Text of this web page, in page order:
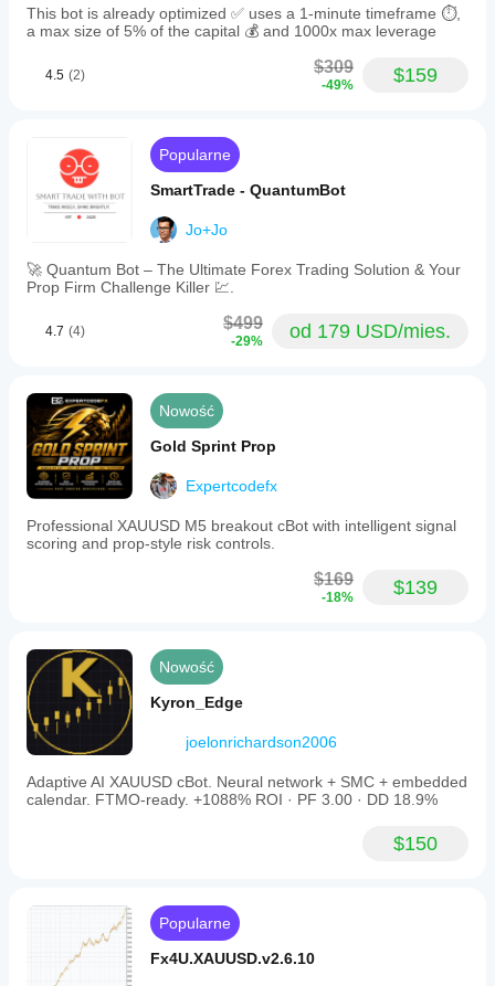
This bot is already optimized ✅ uses a 1-minute timeframe ⏱️,
a max size of 5% of the capital 💰 and 1000x max leverage
4.5 (2) $309
-49% $159
Popularne
SmartTrade - QuantumBot
Jo+Jo
🚀 Quantum Bot – The Ultimate Forex Trading Solution & Your
Prop Firm Challenge Killer 💹.
4.7 (4) $499
-29% od 179 USD/mies.
Nowość
Gold Sprint Prop
Expertcodefx
Professional XAUUSD M5 breakout cBot with intelligent signal
scoring and prop-style risk controls.
$169
-18% $139
Nowość
Kyron_Edge
joelonrichardson2006
Adaptive AI XAUUSD cBot. Neural network + SMC + embedded
calendar. FTMO-ready. +1088% ROI · PF 3.00 · DD 18.9%
$150
Popularne
Fx4U.XAUUSD.v2.6.10